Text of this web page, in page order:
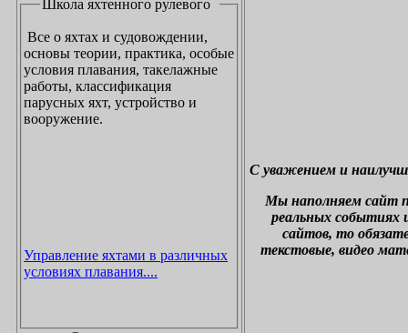
Школа яхтенного рулевого
Все о яхтах и судовождении,
основы теории, практика, особые
условия плавания, такелажные
работы, классификация
парусных яхт, устройство и
вооружение.
Управление яхтами в различных
условиях плавания....
С уважением и
Мы наполняем сайт
реальных событиях
сайтов, то
текстовые, видео